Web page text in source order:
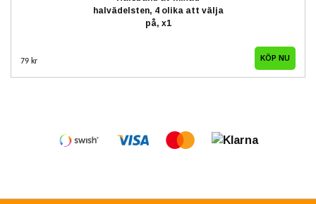
halvädelsten, 4 olika att välja
på, x1
79 kr KÖP NU